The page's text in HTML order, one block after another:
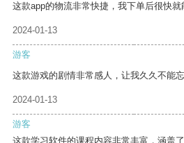
这款app的物流非常快捷，我下单后很快就
2024-01-13
游客
这款游戏的剧情非常感人，让我久久不能忘
2024-01-13
游客
这款学习软件的课程内容非常丰富，涵盖